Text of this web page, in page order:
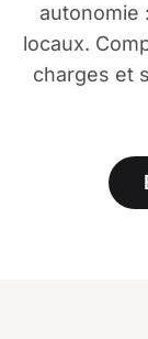
autonomie
locaux.
charges et